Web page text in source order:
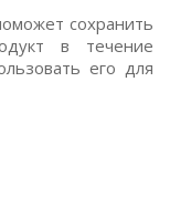
сохранить
в течение
его для